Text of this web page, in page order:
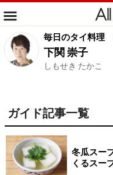
毎日のタイ料理
下関 崇子
しもせき たかこ
ガイド記事一覧
冬瓜スー
くるスー